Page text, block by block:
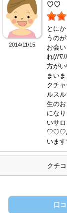
2014/11/15
♡♡
とに
うの
お会
れ(//
方が
まい
クチ
ルス
生の
にな
いサロ
♡♡♡
いま
クチ
口